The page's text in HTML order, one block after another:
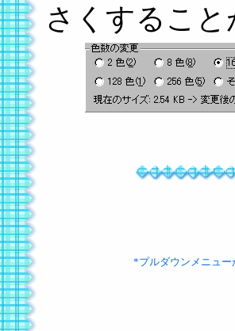
さくするこ
*プルダウンメニュー